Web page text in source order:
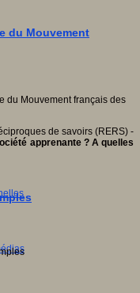
du Mouvement
de savoirs (RERS) -
apprenante ? A quelles